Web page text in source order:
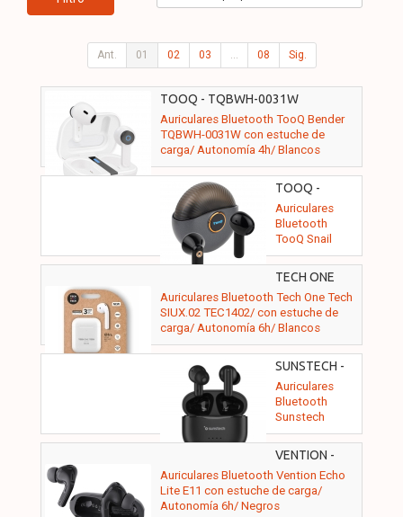
Ant. 01 02 03 ... 08 Sig.
TOOQ - TQBWH-0031W
Auriculares Bluetooth TooQ Bender
TQBWH-0031W con estuche de
carga/ Autonomía 4h/ Blancos
TOOQ -
TQBWH-
0060G
Auriculares
Bluetooth
TooQ Snail
TQBWH-0060G
con estuche de
carga/
Autonomía 4h/
Grises y Negros
TECH ONE
TECH -
TEC1402
Auriculares Bluetooth Tech One Tech
SIUX.02 TEC1402/ con estuche de
carga/ Autonomía 6h/ Blancos
SUNSTECH -
WAVEPODSONEBK
Auriculares
Bluetooth
Sunstech
WAVEPODSBK
con estuche de
carga/
Autonomía
4.5h/ Negros
VENTION -
NBVB0
Auriculares Bluetooth Vention Echo
Lite E11 con estuche de carga/
Autonomía 6h/ Negros